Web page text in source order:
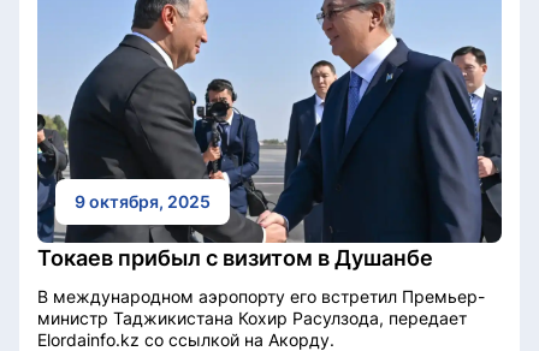
9 октября, 2025
Токаев прибыл с визитом в Душанбе
В международном аэропорту его встретил Премьер-
министр Таджикистана Кохир Расулзода, передает
Elordainfo.kz со ссылкой на Акорду.